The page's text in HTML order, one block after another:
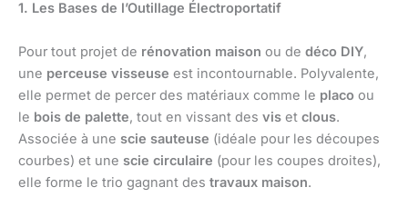
1. Les Bases de l’Outillage Électroportatif
Pour tout projet de rénovation maison ou de déco DIY,
une perceuse visseuse est incontournable. Polyvalente,
elle permet de percer des matériaux comme le placo ou
le bois de palette, tout en vissant des vis et clous.
Associée à une scie sauteuse (idéale pour les découpes
courbes) et une scie circulaire (pour les coupes droites),
elle forme le trio gagnant des travaux maison.